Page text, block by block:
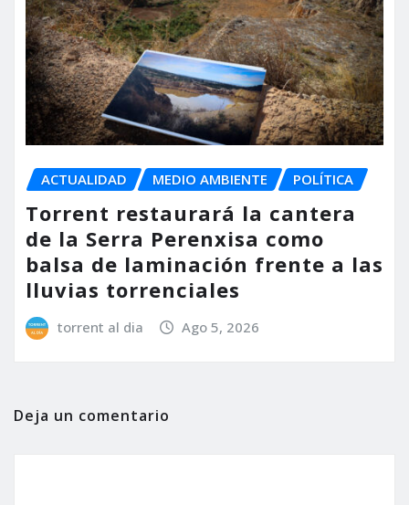
ACTUALIDAD MEDIO AMBIENTE POLÍTICA
Torrent restaurará la cantera
de la Serra Perenxisa como
balsa de laminación frente a las
lluvias torrenciales
torrent al dia Ago 5, 2026
Deja un comentario